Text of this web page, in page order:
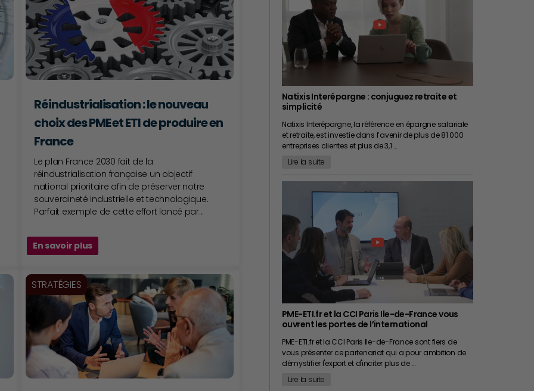
Réindustrialisation : le nouveau
choix des PME et ETI de produire en
France
Le plan France 2030 fait de la
réindustrialisation française un objectif
national prioritaire afin de préserver notre
souveraineté industrielle et technologique.
Parfait exemple de cette effort lancé par...
En savoir plus
STRATÉGIES
Natixis Interépargne : conjuguez retraite et
simplicité
Natixis Interépargne, la référence en épargne salariale
et retraite, est investie dans l’avenir de plus de 81 000
entreprises clientes et plus de 3,1 …
Lire la suite
PME-ETI.fr et la CCI Paris Ile-de-France vous
ouvrent les portes de l’international
PME-ETI.fr et la CCI Paris Ile-de-France sont fiers de
vous présenter ce partenariat qui a pour ambition de
démystifier l'export et d'inciter plus de …
Lire la suite